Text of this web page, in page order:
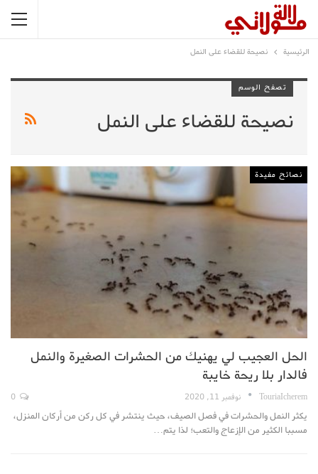
الرئيسية نصيحة للقضاء على النمل
تصفح الوسم
نصيحة للقضاء على النمل
نصائح مفيدة
الحل العجيب لي يهنيك من الحشرات الصغيرة والنمل
فالدار بلا ريحة خايبة
TouriaIcherem نوفمبر 11, 2020
يكثر النمل والحشرات في فصل الصيف، حيث ينتشر في كل ركن من أركان المنزل،
مسببا الكثير من الإزعاج والتعب؛ لذا يتم…